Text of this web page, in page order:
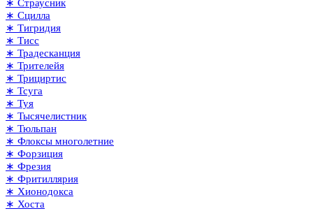
∗ Страусник
∗ Сцилла
∗ Тигридия
∗ Тисс
∗ Традесканция
∗ Трителейя
∗ Трициртис
∗ Тсуга
∗ Туя
∗ Тысячелистник
∗ Тюльпан
∗ Флоксы многолетние
∗ Форзиция
∗ Фрезия
∗ Фритиллярия
∗ Хионодокса
∗ Хоста